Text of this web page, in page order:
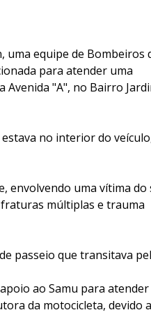
uma equipe de Bombeiros
para atender uma
"A", no Bairro
no interior do
envolvendo uma vítima do
múltiplas e trauma
passeio que transitava
ao Samu para atender
da motocicleta, devido a